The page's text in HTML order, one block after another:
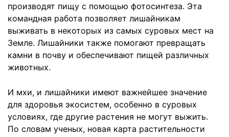
производят пищу с помощью фотосинтеза. Эта
командная работа позволяет лишайникам
выживать в некоторых из самых суровых мест на
Земле. Лишайники также помогают превращать
камни в почву и обеспечивают пищей различных
животных.
И мхи, и лишайники имеют важнейшее значение
для здоровья экосистем, особенно в суровых
условиях, где другие растения не могут выжить.
По словам ученых, новая карта растительности